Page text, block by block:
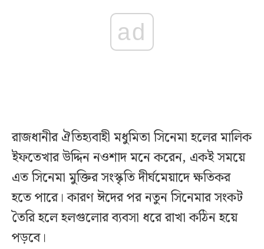
ad
রাজধানীর ঐতিহ্যবাহী মধুমিতা সিনেমা হলের মালিক
ইফতেখার উদ্দিন নওশাদ মনে করেন, একই সময়ে
এত সিনেমা মুক্তির সংস্কৃতি দীর্ঘমেয়াদে ক্ষতিকর
হতে পারে। কারণ ঈদের পর নতুন সিনেমার সংকট
তৈরি হলে হলগুলোর ব্যবসা ধরে রাখা কঠিন হয়ে
পড়বে।